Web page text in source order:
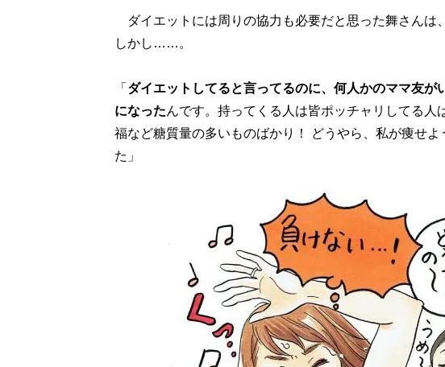
ダイエットには周りの協力も必要だと思った舞さんは
しかし……。
「 ダイエットしてると言ってるのに、何人かのママ友が
になったんです。持ってくる人は皆ポッチャリしてる
福など糖質量の多いものばかり！ どうやら、私が痩せ
た」